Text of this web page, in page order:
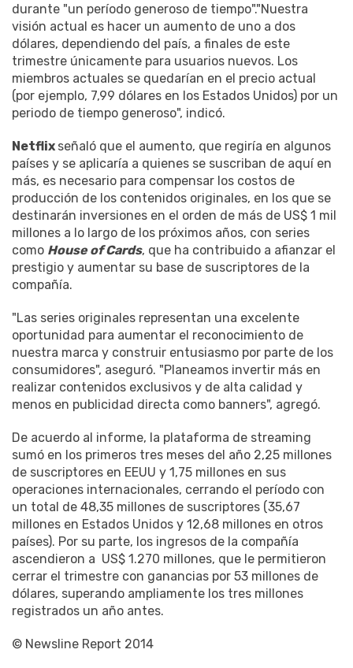
durante "un período generoso de tiempo"."Nuestra
visión actual es hacer un aumento de uno a dos
dólares, dependiendo del país, a finales de este
trimestre únicamente para usuarios nuevos. Los
miembros actuales se quedarían en el precio actual
(por ejemplo, 7,99 dólares en los Estados Unidos) por un
periodo de tiempo generoso", indicó.
Netflix señaló que el aumento, que regiría en algunos
países y se aplicaría a quienes se suscriban de aquí en
más, es necesario para compensar los costos de
producción de los contenidos originales, en los que se
destinarán inversiones en el orden de más de US$ 1 mil
millones a lo largo de los próximos años, con series
como House of Cards, que ha contribuido a afianzar el
prestigio y aumentar su base de suscriptores de la
compañía.
"Las series originales representan una excelente
oportunidad para aumentar el reconocimiento de
nuestra marca y construir entusiasmo por parte de los
consumidores", aseguró. "Planeamos invertir más en
realizar contenidos exclusivos y de alta calidad y
menos en publicidad directa como banners", agregó.
De acuerdo al informe, la plataforma de streaming
sumó en los primeros tres meses del año 2,25 millones
de suscriptores en EEUU y 1,75 millones en sus
operaciones internacionales, cerrando el período con
un total de 48,35 millones de suscriptores (35,67
millones en Estados Unidos y 12,68 millones en otros
países). Por su parte, los ingresos de la compañía
ascendieron a US$ 1.270 millones, que le permitieron
cerrar el trimestre con ganancias por 53 millones de
dólares, superando ampliamente los tres millones
registrados un año antes.
© Newsline Report 2014